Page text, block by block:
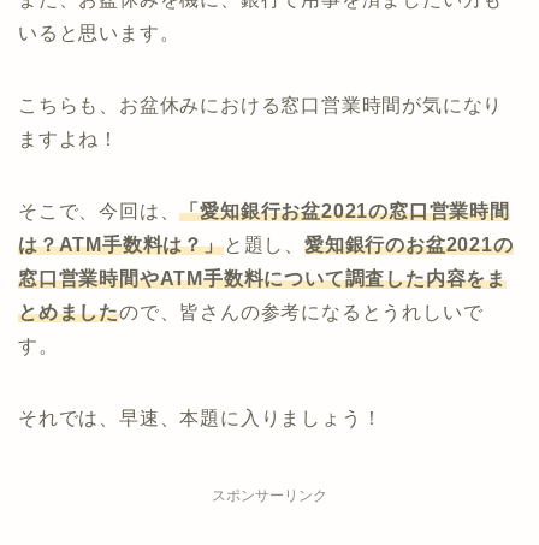
いると思います。
こちらも、お盆休みにおける窓口営業時間が気になり
ますよね！
そこで、今回は、「愛知銀行お盆2021の窓口営業時間
は？ATM手数料は？」と題し、愛知銀行のお盆2021の
窓口営業時間やATM手数料について調査した内容をま
とめましたので、皆さんの参考になるとうれしいで
す。
それでは、早速、本題に入りましょう！
スポンサーリンク